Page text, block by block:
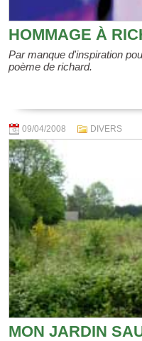
HOMMAGE À
Par manque d'inspiration
poème de richard.
09/04/2008 DIVERS
MON JARDIN